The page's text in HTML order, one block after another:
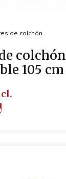
de colchón
105 cm